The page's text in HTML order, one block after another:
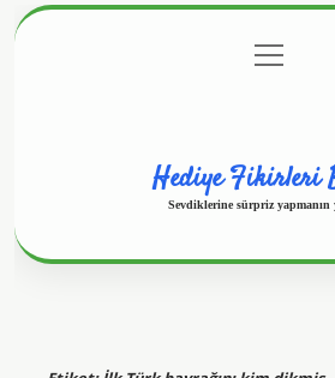
Gizlilik Politikası
menüyü
aç
Hediye Fikirleri
Sevdiklerine sürpriz yapmanın